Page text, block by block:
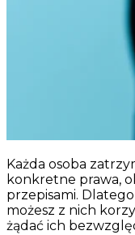
Każda osoba
konkretne prawa,
przepisami.
możesz z nich
żądać ich